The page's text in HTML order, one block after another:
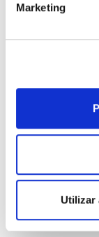
Marketing
Utilizar